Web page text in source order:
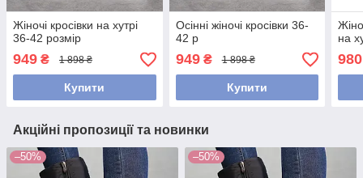
Жіночі кросівки на хутрі
36-42 розмір
949 ₴ 1 898 ₴
Купити
Осінні жіночі кросівки 36-
42 р
949₴ 1 898 ₴
Купити
на
980
Акційні пропозиції та новинки
–50% –50%